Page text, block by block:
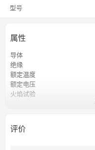
型号
属性
导体
绝缘
额定温度
额定电压
火焰试验
评价